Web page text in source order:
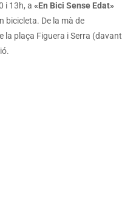
i 13h, a «En Bici Sense Edat»
bicicleta. De la mà de
la plaça Figuera i Serra (davant